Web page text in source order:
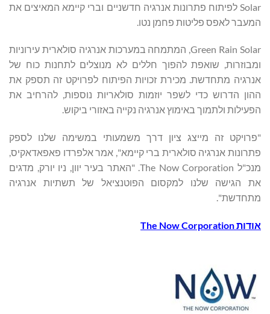
Solar לפיתוח פתרונות אנרגיה חדשניים וברי קיימא המאיצים את
המעבר לאפס פליטות פחמן נטו.
Green Rain Solar, המתמחה במערכות אנרגיה סולארית עירוניות
ומבוזרות, שואפת להפוך חללים לא מנוצלים לתחנות כוח של
אנרגיה מתחדשת. מכירת זכויות הפיתוח לפרויקט זה תספק את
ההון הדרוש כדי לשפר יוזמות סולאריות נוספות, להרחיב את
הפעילות ולתמוך באימוץ אנרגיה נקייה באזורי ביקוש.
"פרויקט זה מייצג ציון דרך משמעותי במשימה שלנו לספק
פתרונות אנרגיה סולארית ברי קיימא", אמר אלפרדו פאפאדאקיס,
מנכ"ל The Now Corporation. "האתר בעיר יוון, ניו יורק, מדגים
את הגישה שלנו למקסום הפוטנציאל של תשתיות אנרגיה
מתחדשת".
אודותThe Now Corporation